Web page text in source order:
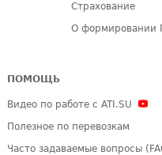
Страхование
О формировании
ПОМОЩЬ
Видео по работе с ATI.SU
Полезное по перевозкам
Часто задаваемые вопросы